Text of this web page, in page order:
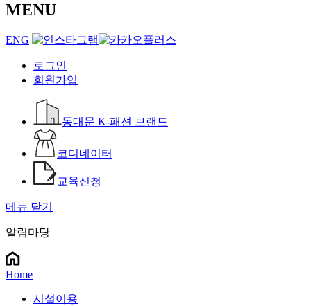
MENU
ENG
로그인
회원가입
동대문 K-패션 브랜드
코디네이터
교육신청
메뉴 닫기
알림마당
Home
시설이용